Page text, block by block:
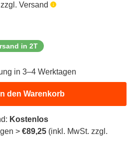
Versand
in 2T
in 3–4 Werktagen
In den Warenkorb
Kostenlos
> €89,25 (inkl. MwSt. zzgl.